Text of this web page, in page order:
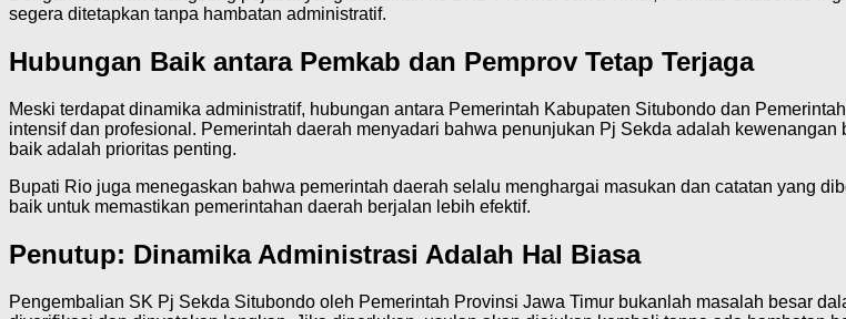
segera ditetapkan tanpa hambatan administratif.
Hubungan Baik antara Pemkab dan Pemprov Tetap Terjaga
Meski terdapat dinamika administratif, hubungan antara Pemerintah Kabupaten Situbondo dan
intensif dan profesional. Pemerintah daerah menyadari bahwa penunjukan Pj Sekda adalah
baik adalah prioritas penting.
Bupati Rio juga menegaskan bahwa pemerintah daerah selalu menghargai masukan dan catatan yang
baik untuk memastikan pemerintahan daerah berjalan lebih efektif.
Penutup: Dinamika Administrasi Adalah Hal Biasa
Pengembalian SK Pj Sekda Situbondo oleh Pemerintah Provinsi Jawa Timur bukanlah masalah besar